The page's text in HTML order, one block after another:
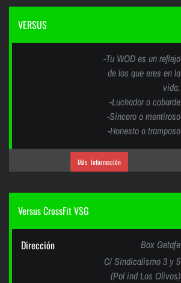
VERSUS
-Tu WOD es un reflejo
de los que eres en la
vida.
-Luchador o cobarde
-Sincero o mentiroso
-Honesto o tramposo
Más Información
Versus CrossFit VSG
Dirección
Box Getafe
C/ Sindicalismo 3 y 5
(Pol ind Los Olivos)